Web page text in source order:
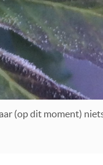
(op dit moment)